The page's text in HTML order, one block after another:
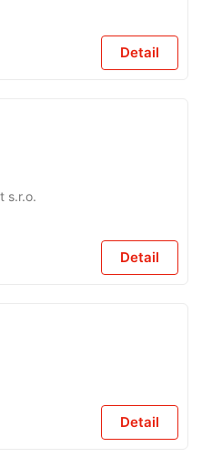
Detail
s.r.o.
Detail
Detail